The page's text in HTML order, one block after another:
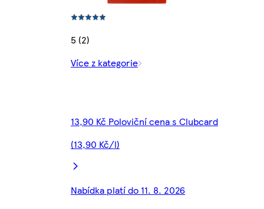
5 (2)
Více z kategorie
13,90 Kč Poloviční cena s Clubcard
(13,90 Kč/l)
Nabídka platí do 11. 8. 2026